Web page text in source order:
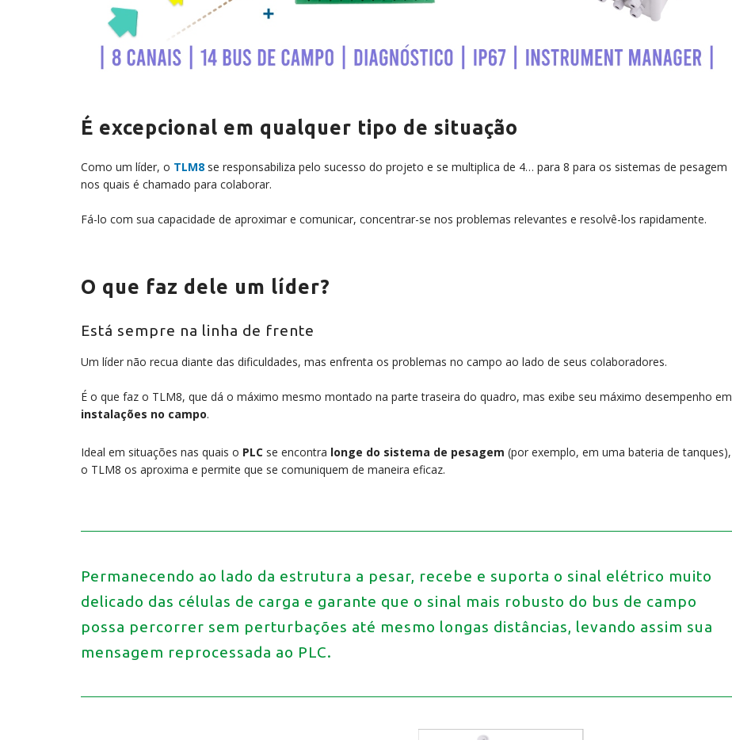
É excepcional em qualquer tipo de situação
Como um líder, o TLM8 se responsabiliza pelo sucesso do projeto e se multiplica de 4… para 8 para os sistemas de pesagem
nos quais é chamado para colaborar.
Fá-lo com sua capacidade de aproximar e comunicar, concentrar-se nos problemas relevantes e resolvê-los rapidamente.
O que faz dele um líder?
Está sempre na linha de frente
Um líder não recua diante das dificuldades, mas enfrenta os problemas no campo ao lado de seus colaboradores.
É o que faz o TLM8, que dá o máximo mesmo montado na parte traseira do quadro, mas exibe seu máximo desempenho em
instalações no campo.
Ideal em situações nas quais o PLC se encontra longe do sistema de pesagem (por exemplo, em uma bateria de tanques),
o TLM8 os aproxima e permite que se comuniquem de maneira eficaz.
Permanecendo ao lado da estrutura a pesar, recebe e suporta o sinal elétrico muito
delicado das células de carga e garante que o sinal mais robusto do bus de campo
possa percorrer sem perturbações até mesmo longas distâncias, levando assim sua
mensagem reprocessada ao PLC.